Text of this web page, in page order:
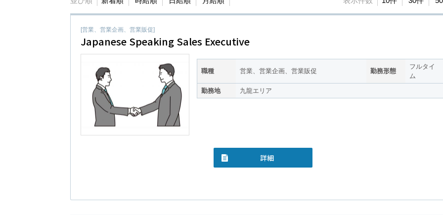
[営業、営業企画、営業販促]
Japanese Speaking Sales Executive
職種 営業、営業企画、営業販促 勤務形態
フルタイ
ム
勤務地
九龍エリア
詳細